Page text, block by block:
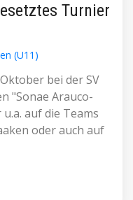
Turnier
(U11)
bei der SV
"Sonae Arauco-
auf die Teams
oder auch auf